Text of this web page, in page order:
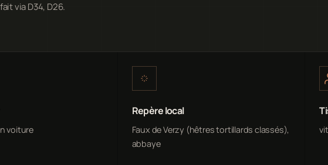
via D34, D26.
voiture
Repère local
Faux de Verzy (hêtres tortillards classés),
abbaye